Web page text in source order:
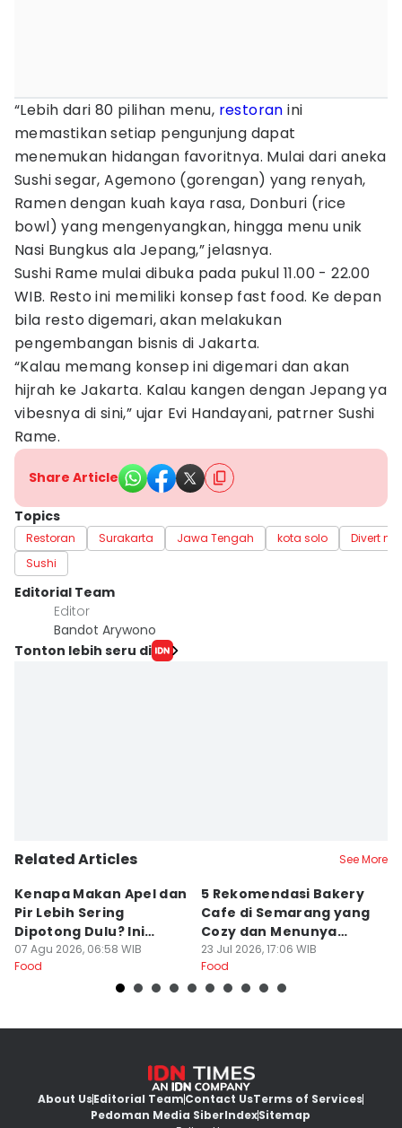
“Lebih dari 80 pilihan menu, restoran ini
memastikan setiap pengunjung dapat
menemukan hidangan favoritnya. Mulai dari aneka
Sushi segar, Agemono (gorengan) yang renyah,
Ramen dengan kuah kaya rasa, Donburi (rice
bowl) yang mengenyangkan, hingga menu unik
Nasi Bungkus ala Jepang,” jelasnya.
Sushi Rame mulai dibuka pada pukul 11.00 - 22.00
WIB. Resto ini memiliki konsep fast food. Ke depan
bila resto digemari, akan melakukan
pengembangan bisnis di Jakarta.
“Kalau memang konsep ini digemari dan akan
hijrah ke Jakarta. Kalau kangen dengan Jepang ya
vibesnya di sini,” ujar Evi Handayani, patrner Sushi
Rame.
Share Article
Topics
Restoran Surakarta Jawa Tengah kota solo
Divert me
Sushi
Editorial Team
Editor
Bandot Arywono
Tonton lebih seru di
Related Articles See More
Kenapa Makan Apel dan
Pir Lebih Sering
Dipotong Dulu? Ini
Alasannya
07 Agu 2026, 06:58 WIB
Food
5 Rekomendasi Bakery
Cafe di Semarang yang
Cozy dan Menunya
Yummy
23 Jul 2026, 17:06 WIB
Food
About UsEditorial TeamContact UsTerms of Services
Pedoman Media SiberIndexSitemap